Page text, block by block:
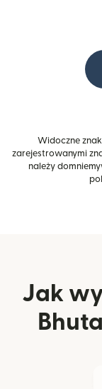
Widoczne
zarejestrowanymi
należy
Jak